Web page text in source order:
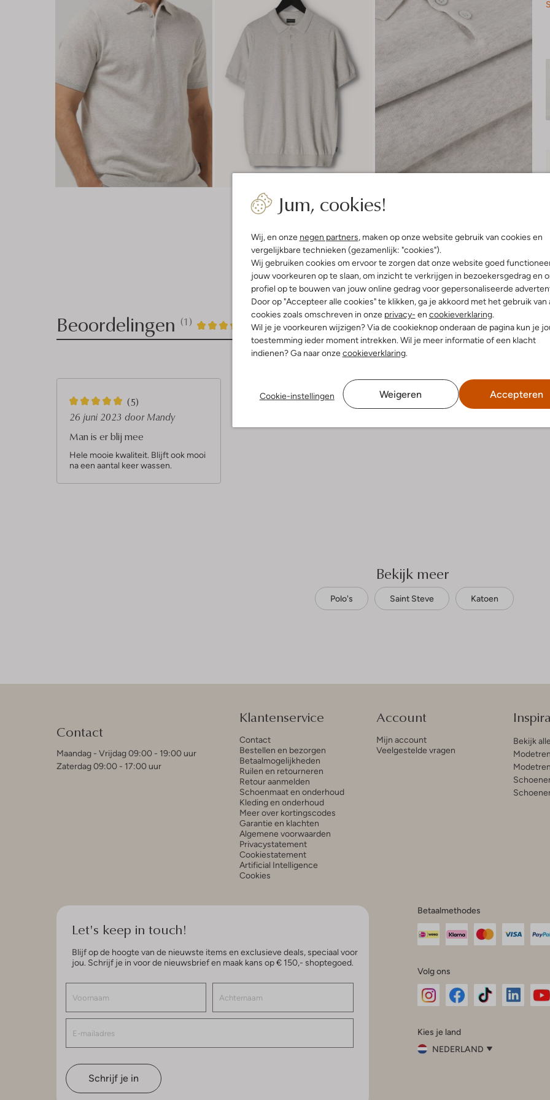
Jum, cookies!
Wij, en onze negen partners, maken op onze website gebruik van cookies en
vergelijkbare technieken (gezamenlijk: "cookies").
Wij gebruiken cookies om ervoor te zorgen dat onze website goed
jouw voorkeuren op te slaan, om inzicht te verkrijgen in bezoekersgedrag en
profiel op te bouwen van jouw online gedrag voor gepersonaliseerde
Door op "Accepteer alle cookies" te klikken, ga je akkoord met het gebruik van
cookies zoals omschreven in onze privacy- en cookieverklaring.
Wil je je voorkeuren wijzigen? Via de cookieknop onderaan de pagina kun je
toestemming ieder moment intrekken. Wil je meer informatie of een klacht
indienen? Ga naar onzecookieverklaring.
Cookie-instellingen Weigeren Accepteren
Product informatie
Beoordelingen (1) 5/5
1
5
5
S
t
e
r
r
(5)
26 juni 2023 door Mandy
Man is er blij mee
Hele mooie kwaliteit. Blijft ook mooi
na een aantal keer wassen.
Bekijk meer
Polo's Saint Steve Katoen
Contact
Maandag - Vrijdag 09:00 - 19:00 uur
Zaterdag 09:00 - 17:00 uur
Klantenservice
Contact
Bestellen en bezorgen
Betaalmogelijkheden
Ruilen en retourneren
Retour aanmelden
Schoenmaat en onderhoud
Kleding en onderhoud
Meer over kortingscodes
Garantie en klachten
Algemene voorwaarden
Privacystatement
Cookiestatement
Artificial Intelligence
Cookies
Account
Mijn account
Veelgestelde vragen
Bekijk
Let's keep in touch!
Blijf op de hoogte van de nieuwste items en exclusieve deals, speciaal voor
jou. Schrijf je in voor de nieuwsbrief en maak kans op € 150,- shoptegoed.
Schrijf je in
Betaalmethodes
Volg ons
InstagramFacebook
Kies je land
NEDERLAND